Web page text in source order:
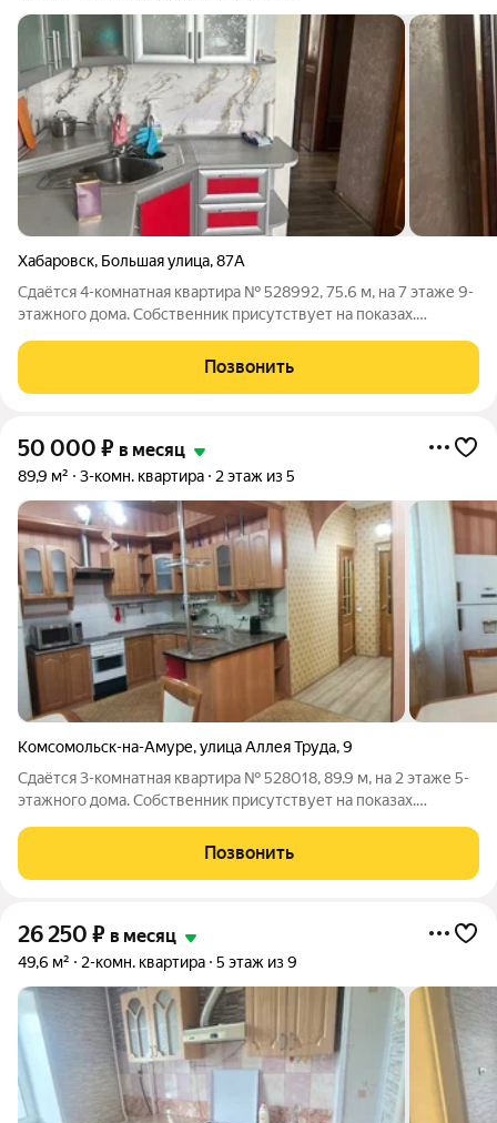
Хабаровск, Большая улица,87А
Сдаётся 4-комнатная квартира № 528992, 75.6 м, на 7 этаже 9-
этажного дома. Собственник присутствует на показах.
оплачиваются отдельно. По условиям проживания: можно с
детьми, можно с питомцами. Из
Позвонить
50 000 ₽ в месяц
89,9 м² 3-комн. квартира 2 этаж из 5
Комсомольск-на-Амуре,улица Аллея Труда,9
Сдаётся 3-комнатная квартира № 528018, 89.9 м, на 2 этаже 5-
этажного дома. Собственник присутствует на показах.
оплачиваются отдельно. По условиям проживания: можно с
детьми, можно с питомцами. Срок
Позвонить
26 250 ₽ в месяц
49,6 м² 2-комн. квартира 5 этаж из 9